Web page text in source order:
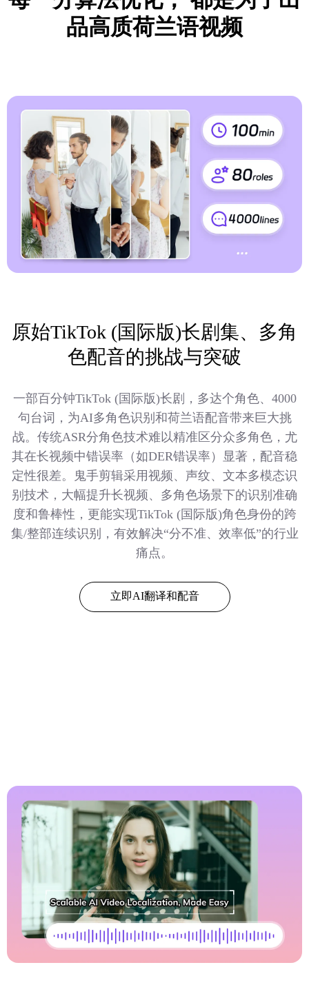
品高质荷兰语视频
原始TikTok (国际版)长剧集、多角
色配音的挑战与突破
一部百分钟TikTok (国际版)长剧，多达个角色、4000
句台词，为AI多角色识别和荷兰语配音带来巨大挑
战。传统ASR分角色技术难以精准区分众多角色，尤
其在长视频中错误率（如DER错误率）显著，配音稳
定性很差。鬼手剪辑采用视频、声纹、文本多模态识
别技术，大幅提升长视频、多角色场景下的识别准确
度和鲁棒性，更能实现TikTok (国际版)角色身份的跨
集/整部连续识别，有效解决“分不准、效率低”的行业
痛点。
立即AI翻译和配音